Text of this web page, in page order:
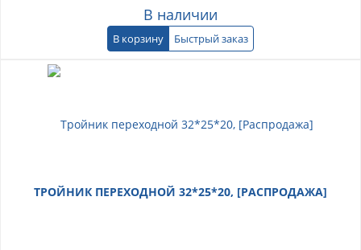
В наличии
В корзину Быстрый заказ
ТРОЙНИК ПЕРЕХОДНОЙ 32*25*20, [РАСПРОДАЖА]